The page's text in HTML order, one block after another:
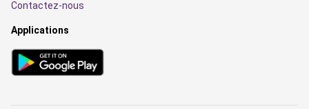
Contactez-nous
Applications